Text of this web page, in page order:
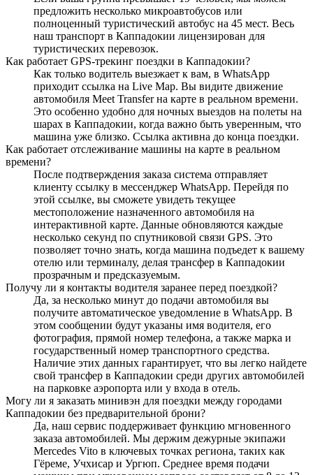
предложить несколько микроавтобусов или
полноценный туристический автобус на 45 мест. Весь
наш транспорт в Каппадокии лицензирован для
туристических перевозок.
Как работает GPS-трекинг поездки в Каппадокии?
Как только водитель выезжает к вам, в WhatsApp
приходит ссылка на Live Map. Вы видите движение
автомобиля Meet Transfer на карте в реальном времени.
Это особенно удобно для ночных выездов на полеты на
шарах в Каппадокии, когда важно быть уверенным, что
машина уже близко. Ссылка активна до конца поездки.
Как работает отслеживание машины на карте в реальном
времени?
После подтверждения заказа система отправляет
клиенту ссылку в мессенджер WhatsApp. Перейдя по
этой ссылке, вы сможете увидеть текущее
местоположение назначенного автомобиля на
интерактивной карте. Данные обновляются каждые
несколько секунд по спутниковой связи GPS. Это
позволяет точно знать, когда машина подъедет к вашему
отелю или терминалу, делая трансфер в Каппадокии
прозрачным и предсказуемым.
Получу ли я контакты водителя заранее перед поездкой?
Да, за несколько минут до подачи автомобиля вы
получите автоматическое уведомление в WhatsApp. В
этом сообщении будут указаны имя водителя, его
фотография, прямой номер телефона, а также марка и
государственный номер транспортного средства.
Наличие этих данных гарантирует, что вы легко найдете
свой трансфер в Каппадокии среди других автомобилей
на парковке аэропорта или у входа в отель.
Могу ли я заказать минивэн для поездки между городами
Каппадокии без предварительной брони?
Да, наш сервис поддерживает функцию мгновенного
заказа автомобилей. Мы держим дежурные экипажи
Mercedes Vito в ключевых точках региона, таких как
Гёреме, Учхисар и Ургюп. Среднее время подачи